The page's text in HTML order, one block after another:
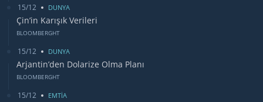
15/12 DUNYA
Çin’in Karışık Verileri
BLOOMBERGHT
15/12 DUNYA
Arjantin’den Dolarize Olma Planı
BLOOMBERGHT
15/12 EMTİA